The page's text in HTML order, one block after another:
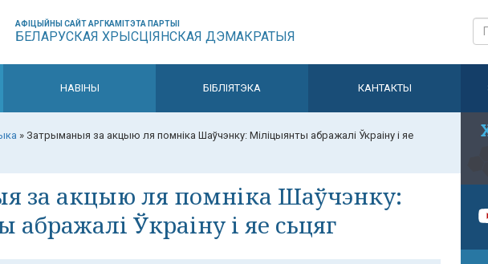
АФІЦЫЙНЫ САЙТ АРГКАМІТЭТА ПАРТЫІ
БЕЛАРУСКАЯ ХРЫСЦІЯНСКАЯ ДЭМАКРАТЫЯ
НАВІНЫ БІБЛІЯТЭКА КАНТАКТЫ
» Затрыманыя за акцыю ля помніка Шаўчэнку: Міліцыянты абражалі Ўкраіну і яе
за акцыю ля помніка Шаўчэнку:
абражалі Ўкраіну і яе сьцяг